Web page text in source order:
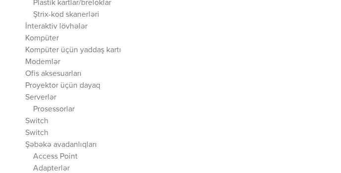
Plastik kartlar/breloklar
Ştrix-kod skanerləri
İnteraktiv lövhələr
Kompüter
Kompüter üçün yaddaş kartı
Modemlər
Ofis aksesuarları
Proyektor üçün dayaq
Serverlər
Prosessorlar
Switch
Switch
Şəbəkə avadanlıqları
Access Point
Adapterlər